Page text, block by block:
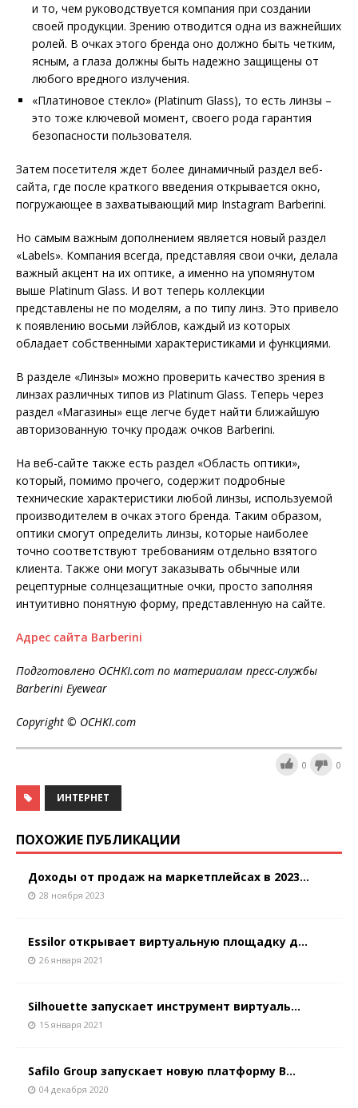
и то, чем руководствуется компания при создании
своей продукции. Зрению отводится одна из важнейших
ролей. В очках этого бренда оно должно быть четким,
ясным, а глаза должны быть надежно защищены от
любого вредного излучения.
«Платиновое стекло» (Platinum Glass), то есть линзы –
это тоже ключевой момент, своего рода гарантия
безопасности пользователя.
Затем посетителя ждет более динамичный раздел веб-
сайта, где после краткого введения открывается окно,
погружающее в захватывающий мир Instagram Barberini.
Но самым важным дополнением является новый раздел
«Labels». Компания всегда, представляя свои очки, делала
важный акцент на их оптике, а именно на упомянутом
выше Platinum Glass. И вот теперь коллекции
представлены не по моделям, а по типу линз. Это привело
к появлению восьми лэйблов, каждый из которых
обладает собственными характеристиками и функциями.
В разделе «Линзы» можно проверить качество зрения в
линзах различных типов из Platinum Glass. Теперь через
раздел «Магазины» еще легче будет найти ближайшую
авторизованную точку продаж очков Barberini.
На веб-сайте также есть раздел «Область оптики»,
который, помимо прочего, содержит подробные
технические характеристики любой линзы, используемой
производителем в очках этого бренда. Таким образом,
оптики смогут определить линзы, которые наиболее
точно соответствуют требованиям отдельно взятого
клиента. Также они могут заказывать обычные или
рецептурные солнцезащитные очки, просто заполняя
интуитивно понятную форму, представленную на сайте.
Адрес сайта Barberini
Подготовлено OCHKI.com по материалам пресс-службы
Barberini Eyewear
Copyright © OCHKI.com
0 0
ИНТЕРНЕТ
ПОХОЖИЕ ПУБЛИКАЦИИ
Доходы от продаж на маркетплейсах в 2023...
28 ноября 2023
Essilor открывает виртуальную площадку д...
26 января 2021
Silhouette запускает инструмент виртуаль...
15 января 2021
Safilo Group запускает новую платформу B...
04 декабря 2020